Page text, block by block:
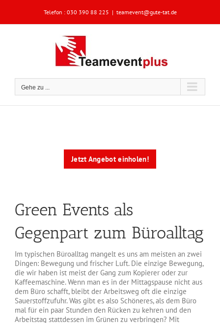
springen
Telefon : 030 390 88 225 | teamevent@gute-tat.de
Gehe zu ...
Jetzt Angebot einholen!
Green Events als
Gegenpart zum Büroalltag
Im typischen Büroalltag mangelt es uns am meisten an zwei
Dingen: Bewegung und frischer Luft. Die einzige Bewegung,
die wir haben ist meist der Gang zum Kopierer oder zur
Kaffeemaschine. Wenn man es in der Mittagspause nicht aus
dem Büro schafft, bleibt der Arbeitsweg oft die einzige
Sauerstoffzufuhr. Was gibt es also Schöneres, als dem Büro
mal für ein paar Stunden den Rücken zu kehren und den
Arbeitstag stattdessen im Grünen zu verbringen? Mit